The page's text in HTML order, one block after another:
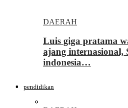
DAERAH
Luis giga pratama
ajang internasional,
indonesia…
pendidikan